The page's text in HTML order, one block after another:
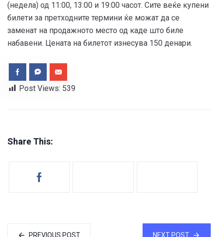
(недела) од 11:00, 13:00 и 19:00 часот. Сите веќе купени
билети за претходните термини ќе можат да се
заменат на продажното место од каде што биле
набавени. Цената на билетот изнесува 150 денари.
Post Views: 539
Share This:
PREVIOUS POST NEXT POST